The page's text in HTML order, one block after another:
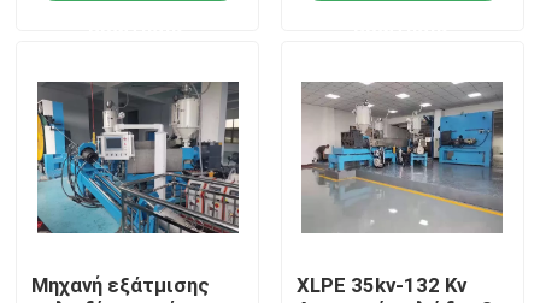
Ζητήστε μια προσφορά
Μηχανή εκτόξευσης καλωδίων
Μηχανή εκτόξευσης συρμάτων
Μηχανή εξάτμισης
XLPE 35kv-132 Kv